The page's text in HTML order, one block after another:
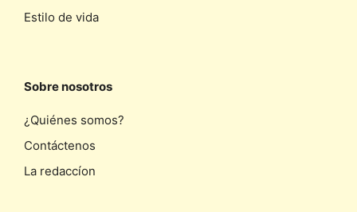
Estilo de vida
Sobre nosotros
¿Quiénes somos?
Contáctenos
La redaccíon